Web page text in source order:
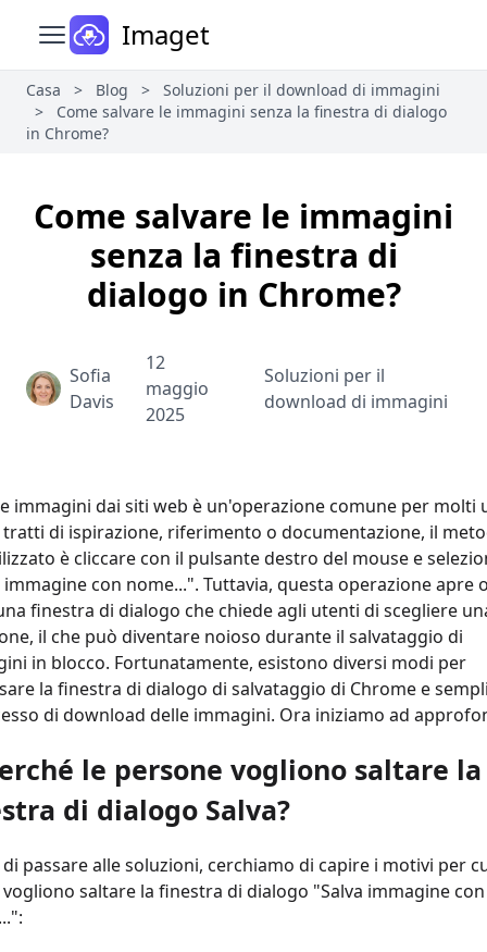
Apri il menu principale
Imaget
Casa > Blog >
Soluzioni per il download di immagini
>
Come salvare le immagini senza la finestra di dialogo
in Chrome?
Come salvare le immagini
senza la finestra di
dialogo in Chrome?
Sofia
Davis
12
maggio
2025
Soluzioni per il
download di immagini
immagini dai siti web è un'operazione comune per molti
tratti di ispirazione, riferimento o documentazione, il
è cliccare con il pulsante destro del mouse e
immagine con nome...". Tuttavia, questa operazione apre
finestra di dialogo che chiede agli utenti di scegliere
il che può diventare noioso durante il salvataggio di
in blocco. Fortunatamente, esistono diversi modi per
la finestra di dialogo di salvataggio di Chrome e
di download delle immagini. Ora iniziamo ad
le persone vogliono saltare la
di dialogo Salva?
passare alle soluzioni, cerchiamo di capire i motivi per
saltare la finestra di dialogo "Salva immagine con